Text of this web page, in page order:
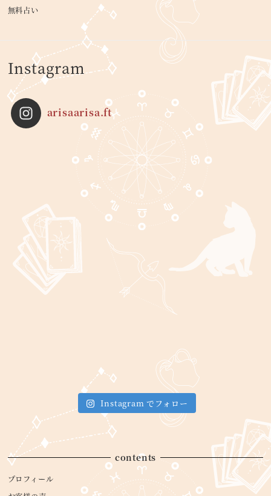
無料占い
Instagram
arisaarisa.ft
Instagram でフォロー
contents
プロフィール